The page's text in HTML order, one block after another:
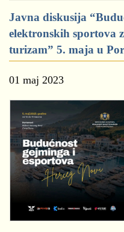
Javna diskusija
elektronskih sportova
turizam” 5. maja u
01 maj 2023